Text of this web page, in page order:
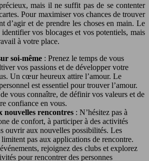
mais il ne suffit pas de se contenter
Pour maximiser vos chances de trouver
d’agir et de prendre les choses en main. Le
vos blocages et vos potentiels, mais
à votre place.
soi-même : Prenez le temps de vous
vos passions et de développer votre
Un cœur heureux attire l’amour. Le
est essentiel pour trouver l’amour.
vous connaître, de définir vos valeurs et de
confiance en vous.
nouvelles rencontres : N’hésitez pas à
de confort, à participer à des activités
ouvrir aux nouvelles possibilités. Les
limitent pas aux applications de rencontre.
rejoignez des clubs et explorez
pour rencontrer des personnes